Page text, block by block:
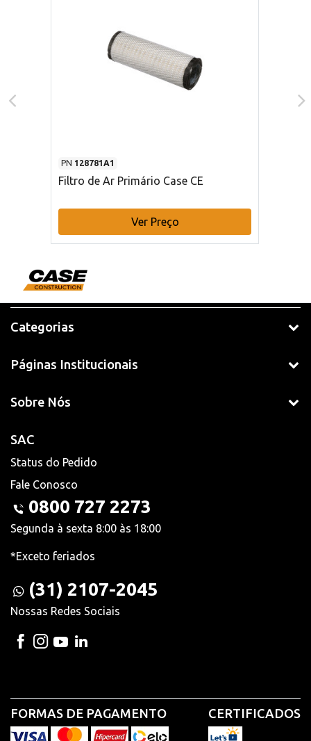
PN 128781A1
Filtro de Ar Primário Case CE
Ver Preço
Categorias
Páginas Institucionais
Sobre Nós
SAC
Status do Pedido
Fale Conosco
0800 727 2273
Segunda à sexta 8:00 às 18:00
*Exceto feriados
(31) 2107-2045
Nossas Redes Sociais
FORMAS DE PAGAMENTO CERTIFICADOS